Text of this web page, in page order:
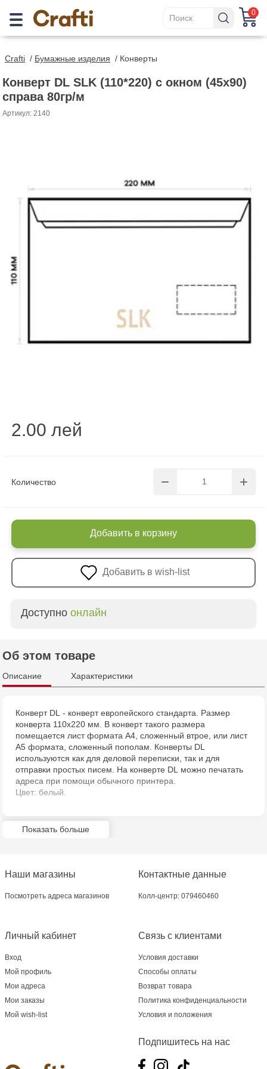
0
Crafti / Бумажные изделия / Конверты
Конверт DL SLK (110*220) с окном (45x90)
справа 80гр/м
Артикул: 2140
Количество
2.00 лей
Добавить в корзину
Добавить в wish-list
Доступно онлайн
Об этом товаре
Описание Характеристики
Конверт DL - конверт европейского стандарта. Размер
конверта 110х220 мм. В конверт такого размера
помещается лист формата А4, сложенный втрое, или лист
А5 формата, сложенный пополам. Конверты DL
используются как для деловой переписки, так и для
отправки простых писем. На конверте DL можно печатать
адреса при помощи обычного принтера.
Цвет: белый.
Показать больше
Наши магазины
Посмотреть адреса магазинов
Связь с клиентами
Условия доставки
Способы оплаты
Возврат товара
Политика конфиденциальности
Условия и положения
Личный кабинет
Вход
Мой профиль
Мои адреса
Мои заказы
Мой wish-list
Контактные данные
Колл-центр: 079460460
Подпишитесь на нас